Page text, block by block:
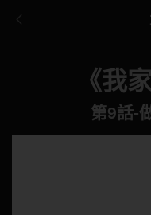
《我
第9話-